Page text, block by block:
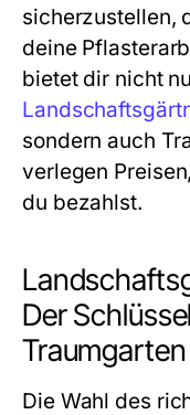
sicherzustellen,
deine
bietet dir nicht
sondern auch
verlegen
du bezahlst.
Der
Traumgarten
Die Wahl des